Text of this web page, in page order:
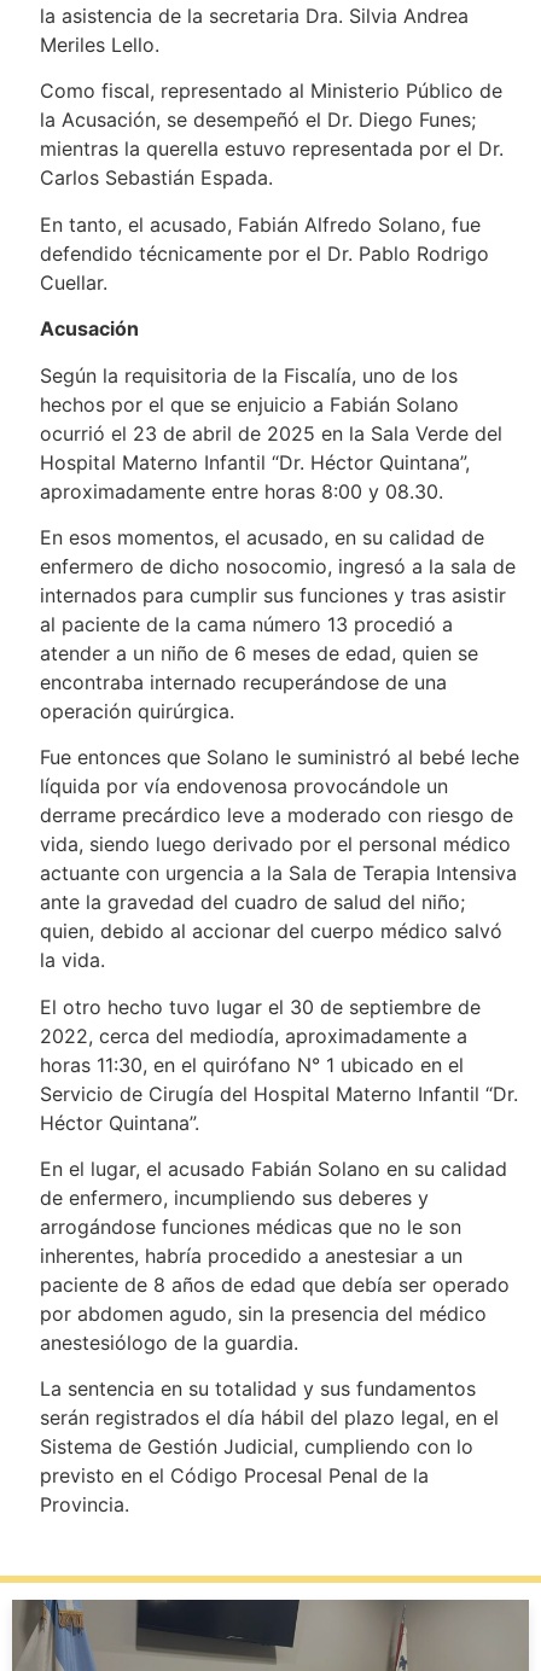
la asistencia de la secretaria Dra. Silvia Andrea
Meriles Lello.
Como fiscal, representado al Ministerio Público de
la Acusación, se desempeñó el Dr. Diego Funes;
mientras la querella estuvo representada por el Dr.
Carlos Sebastián Espada.
En tanto, el acusado, Fabián Alfredo Solano, fue
defendido técnicamente por el Dr. Pablo Rodrigo
Cuellar.
Acusación
Según la requisitoria de la Fiscalía, uno de los
hechos por el que se enjuicio a Fabián Solano
ocurrió el 23 de abril de 2025 en la Sala Verde del
Hospital Materno Infantil “Dr. Héctor Quintana”,
aproximadamente entre horas 8:00 y 08.30.
En esos momentos, el acusado, en su calidad de
enfermero de dicho nosocomio, ingresó a la sala de
internados para cumplir sus funciones y tras asistir
al paciente de la cama número 13 procedió a
atender a un niño de 6 meses de edad, quien se
encontraba internado recuperándose de una
operación quirúrgica.
Fue entonces que Solano le suministró al bebé leche
líquida por vía endovenosa provocándole un
derrame precárdico leve a moderado con riesgo de
vida, siendo luego derivado por el personal médico
actuante con urgencia a la Sala de Terapia Intensiva
ante la gravedad del cuadro de salud del niño;
quien, debido al accionar del cuerpo médico salvó
la vida.
El otro hecho tuvo lugar el 30 de septiembre de
2022, cerca del mediodía, aproximadamente a
horas 11:30, en el quirófano N° 1 ubicado en el
Servicio de Cirugía del Hospital Materno Infantil “Dr.
Héctor Quintana”.
En el lugar, el acusado Fabián Solano en su calidad
de enfermero, incumpliendo sus deberes y
arrogándose funciones médicas que no le son
inherentes, habría procedido a anestesiar a un
paciente de 8 años de edad que debía ser operado
por abdomen agudo, sin la presencia del médico
anestesiólogo de la guardia.
La sentencia en su totalidad y sus fundamentos
serán registrados el día hábil del plazo legal, en el
Sistema de Gestión Judicial, cumpliendo con lo
previsto en el Código Procesal Penal de la
Provincia.